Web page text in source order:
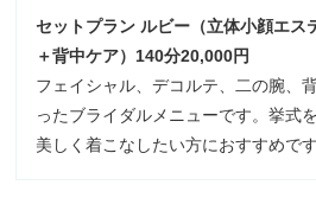
セットプラン ルビー（立体小顔エス
＋背中ケア）140分20,000円
フェイシャル、デコルテ、二の腕、
ったブライダルメニューです。挙式
美しく着こなしたい方におすすめです